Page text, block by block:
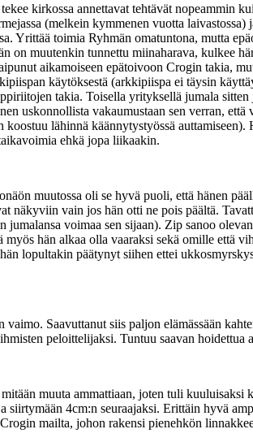
kirkossa annettavat tehtävät nopeammin
(melkein kymmenen vuotta laivastossa)
Yrittää toimia Ryhmän omatuntona, mutta
on muutenkin tunnettu miinaharava, kulkee
aikamoiseen epätoivoon Crogin takia,
käytöksestä (arkkipiispa ei täysin
takia. Toisella yrityksellä jumala
uskonnollista vakaumustaan sen verran, että
lähinnä käännytystyössä auttamiseen).
ehkä jopa liikaakin.
muutossa oli se hyvä puoli, että hänen
näkyviin vain jos hän otti ne pois päältä.
jumalansa voimaa sen sijaan). Zip sanoo
myös hän alkaa olla vaaraksi sekä omille että
lopultakin päätynyt siihen ettei
Saavuttanut siis paljon elämässään
peloittelijaksi. Tuntuu saavan hoidettua
muuta ammattiaan, joten tuli kuuluisaksi
4cm:n seuraajaksi. Erittäin hyvä
mailta, johon rakensi pienehkön